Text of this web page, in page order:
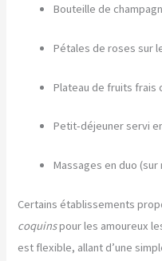
Bouteille de
Pétales de roses sur
Plateau de fruits frais
Petit-déjeuner servi
Massages en duo
Certains établissements
coquinspour les amoureux
est flexible, allant d’une